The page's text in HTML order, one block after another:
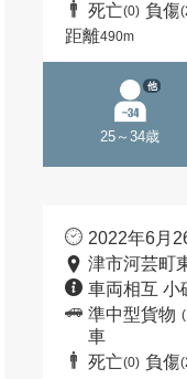
死亡(0) 負傷
距離490m
25～34歳
他
2022年6月
津市河芸町
車両相互 小
準中型貨物
車
死亡(0) 負傷